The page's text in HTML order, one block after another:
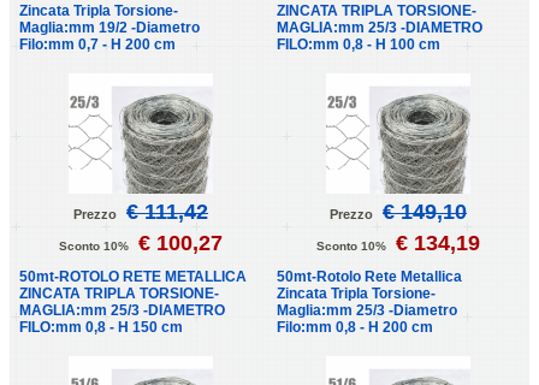
Zincata Tripla Torsione-
Maglia:mm 19/2 -Diametro
Filo:mm 0,7 - H 200 cm
ZINCATA TRIPLA TORSIONE-
MAGLIA:mm 25/3 -DIAMETRO
FILO:mm 0,8 - H 100 cm
Prezzo € 111,42
Sconto 10% € 100,27
50mt-ROTOLO RETE METALLICA
ZINCATA TRIPLA TORSIONE-
MAGLIA:mm 25/3 -DIAMETRO
FILO:mm 0,8 - H 150 cm
Prezzo € 149,10
Sconto 10% € 134,19
50mt-Rotolo Rete Metallica
Zincata Tripla Torsione-
Maglia:mm 25/3 -Diametro
Filo:mm 0,8 - H 200 cm